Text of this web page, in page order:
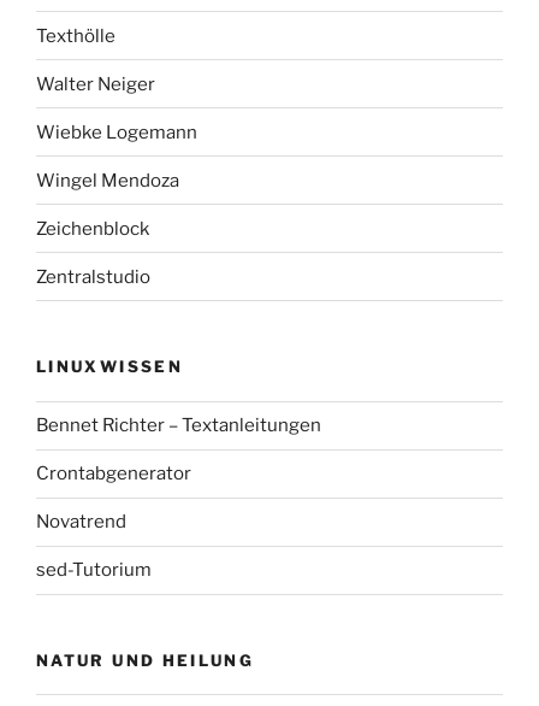
Texthölle
Walter Neiger
Wiebke Logemann
Wingel Mendoza
Zeichenblock
Zentralstudio
LINUXWISSEN
Bennet Richter – Textanleitungen
Crontabgenerator
Novatrend
sed-Tutorium
NATUR UND HEILUNG